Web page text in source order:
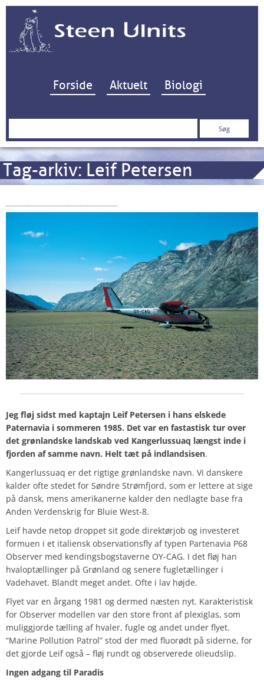
Hop til indhold
Forside Aktuelt Biologi
Søg
Tag-arkiv: Leif Petersen
Jeg fløj sidst med kaptajn Leif Petersen i hans elskede
Paternavia i sommeren 1985. Det var en fastastisk tur over
det grønlandske landskab ved Kangerlussuaq længst inde i
fjorden af samme navn. Helt tæt på indlandsisen.
Kangerlussuaq er det rigtige grønlandske navn. Vi danskere
kalder ofte stedet for Søndre Strømfjord, som er lettere at sige
på dansk, mens amerikanerne kalder den nedlagte base fra
Anden Verdenskrig for Bluie West-8.
Leif havde netop droppet sit gode direktørjob og investeret
formuen i et italiensk observationsfly af typen Partenavia P68
Observer med kendingsbogstaverne OY-CAG. I det fløj han
hvaloptællinger på Grønland og senere fugletællinger i
Vadehavet. Blandt meget andet. Ofte i lav højde.
Flyet var en årgang 1981 og dermed næsten nyt. Karakteristisk
for Observer modellen var den store front af plexiglas, som
muliggjorde tælling af hvaler, fugle og andet under flyet.
“Marine Pollution Patrol” stod der med fluorødt på siderne, for
det gjorde Leif også – fløj rundt og observerede olieudslip.
Ingen adgang til Paradis